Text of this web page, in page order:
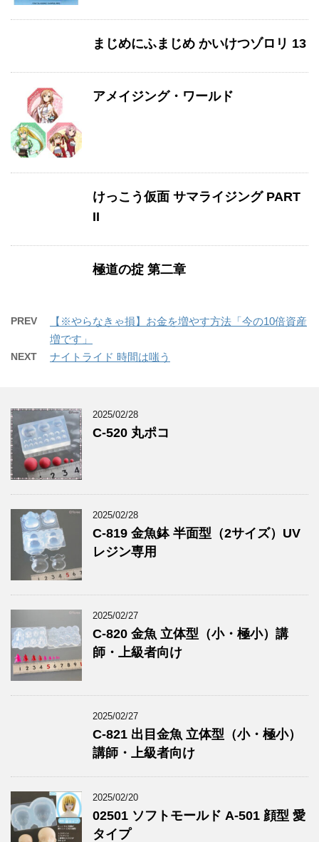
まじめにふまじめ かいけつゾロリ 13
アメイジング・ワールド
けっこう仮面 サマライジング PART
II
極道の掟 第二章
PREV
【※やらなきゃ損】お金を増やす方法「今の10倍資産
増です」
NEXT ナイトライド 時間は嗤う
2025/02/28
C-520 丸ポコ
2025/02/28
C-819 金魚鉢 半面型（2サイズ）UV
レジン専用
2025/02/27
C-820 金魚 立体型（小・極小）講
師・上級者向け
2025/02/27
C-821 出目金魚 立体型（小・極小）
講師・上級者向け
2025/02/20
02501 ソフトモールド A-501 顔型 愛
タイプ